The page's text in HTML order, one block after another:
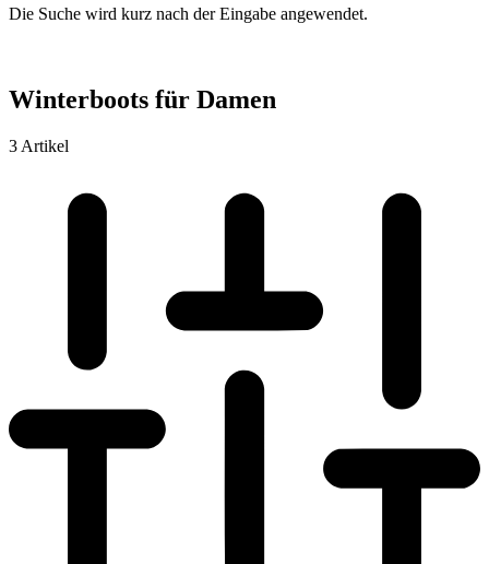
Die Suche wird kurz nach der Eingabe angewendet.
Winterboots für Damen
3 Artikel